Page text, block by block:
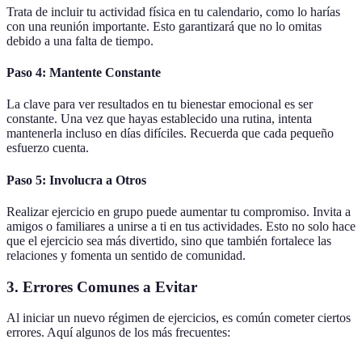
Trata de incluir tu actividad física en tu calendario, como lo harías
con una reunión importante. Esto garantizará que no lo omitas
debido a una falta de tiempo.
Paso 4: Mantente Constante
La clave para ver resultados en tu bienestar emocional es ser
constante. Una vez que hayas establecido una rutina, intenta
mantenerla incluso en días difíciles. Recuerda que cada pequeño
esfuerzo cuenta.
Paso 5: Involucra a Otros
Realizar ejercicio en grupo puede aumentar tu compromiso. Invita a
amigos o familiares a unirse a ti en tus actividades. Esto no solo hace
que el ejercicio sea más divertido, sino que también fortalece las
relaciones y fomenta un sentido de comunidad.
3. Errores Comunes a Evitar
Al iniciar un nuevo régimen de ejercicios, es común cometer ciertos
errores. Aquí algunos de los más frecuentes: